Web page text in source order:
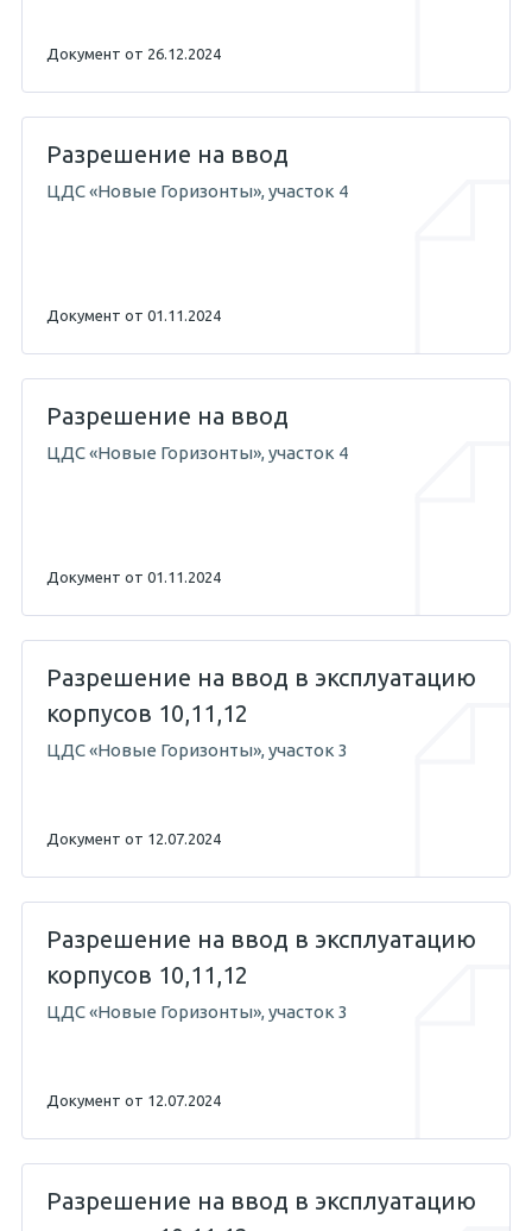
Документ от 26.12.2024
Разрешение на ввод
ЦДС «Новые Горизонты», участок 4
Документ от 01.11.2024
Разрешение на ввод
ЦДС «Новые Горизонты», участок 4
Документ от 01.11.2024
Разрешение на ввод в эксплуатацию
корпусов 10,11,12
ЦДС «Новые Горизонты», участок 3
Документ от 12.07.2024
Разрешение на ввод в эксплуатацию
корпусов 10,11,12
ЦДС «Новые Горизонты», участок 3
Документ от 12.07.2024
Разрешение на ввод в эксплуатацию